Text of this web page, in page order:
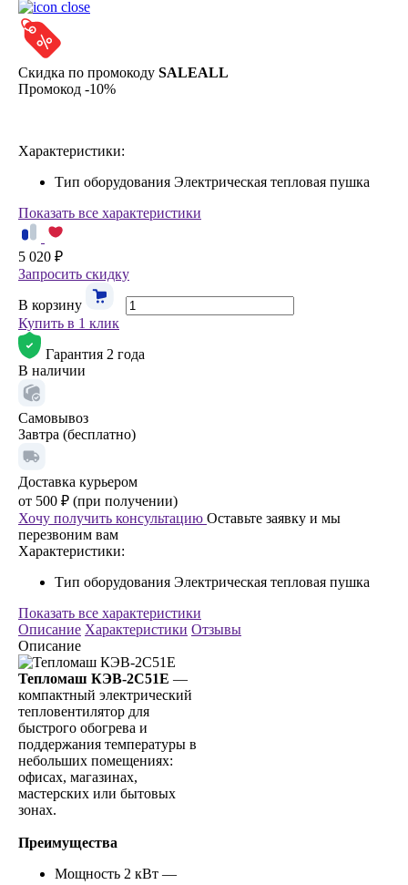
Скидка по промокоду SALEALL
Промокод -10%
Характеристики:
Тип оборудования Электрическая тепловая пушка
Показать все характеристики
5 020 ₽
Запросить скидку
В корзину
Купить в 1 клик
Гарантия 2 года
В наличии
Самовывоз
Завтра (бесплатно)
Доставка курьером
от 500 ₽ (при получении)
Хочу получить консультацию Оставьте заявку и мы
перезвоним вам
Характеристики:
Тип оборудования Электрическая тепловая пушка
Показать все характеристики
Описание Характеристики Отзывы
Описание
Тепломаш КЭВ-2С51Е —
компактный электрический
тепловентилятор для
быстрого обогрева и
поддержания температуры в
небольших помещениях:
офисах, магазинах,
мастерских или бытовых
зонах.
Преимущества
Мощность 2 кВт —